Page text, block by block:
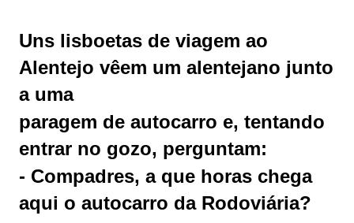
Uns lisboetas de viagem ao
Alentejo vêem um alentejano junto
a uma
paragem de autocarro e, tentando
entrar no gozo, perguntam:
- Compadres, a que horas chega
aqui o autocarro da Rodoviária?